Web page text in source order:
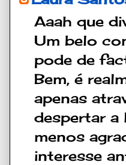
Aaah que
Um belo
pode de
Bem, é
apenas
despertar a
menos
interesse